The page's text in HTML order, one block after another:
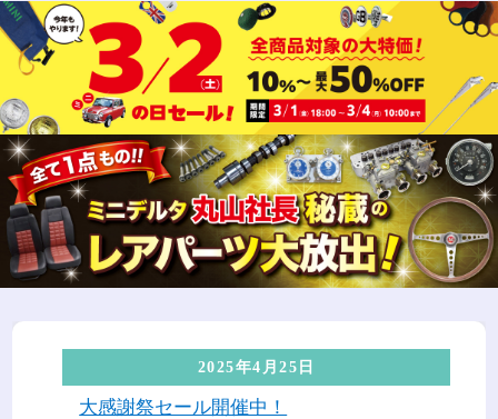
2025年4月25日
大感謝祭セール開催中！